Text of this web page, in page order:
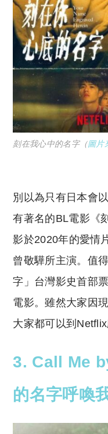
刻在我心中的名字（圖片
別以為只有日本會
有著名的BL電影《
影於2020年的愛情
曾敬驊所主演。值
字」台灣影史首部
電影。雖然大家因
大家都可以到Netflix
3. Call Me
的名字呼喚